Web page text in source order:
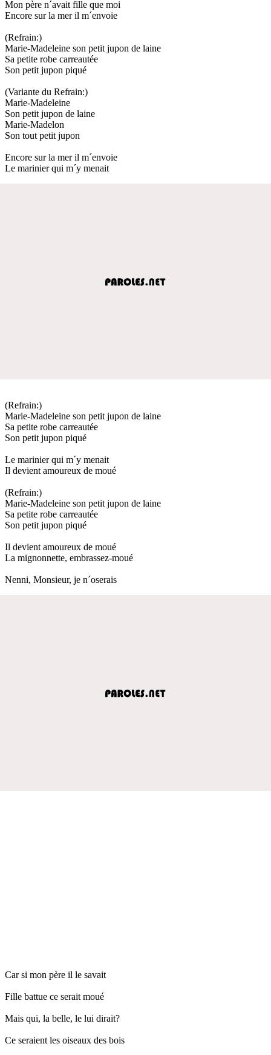
Mon père n´avait fille que moi
Encore sur la mer il m´envoie
(Refrain:)
Marie-Madeleine son petit jupon de laine
Sa petite robe carreautée
Son petit jupon piqué
(Variante du Refrain:)
Marie-Madeleine
Son petit jupon de laine
Marie-Madelon
Son tout petit jupon
Encore sur la mer il m´envoie
Le marinier qui m´y menait
(Refrain:)
Marie-Madeleine son petit jupon de laine
Sa petite robe carreautée
Son petit jupon piqué
Le marinier qui m´y menait
Il devient amoureux de moué
(Refrain:)
Marie-Madeleine son petit jupon de laine
Sa petite robe carreautée
Son petit jupon piqué
Il devient amoureux de moué
La mignonnette, embrassez-moué
Nenni, Monsieur, je n´oserais
Car si mon père il le savait
Fille battue ce serait moué
Mais qui, la belle, le lui dirait?
Ce seraient les oiseaux des bois